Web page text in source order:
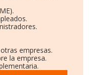
empresas.
la empresa.